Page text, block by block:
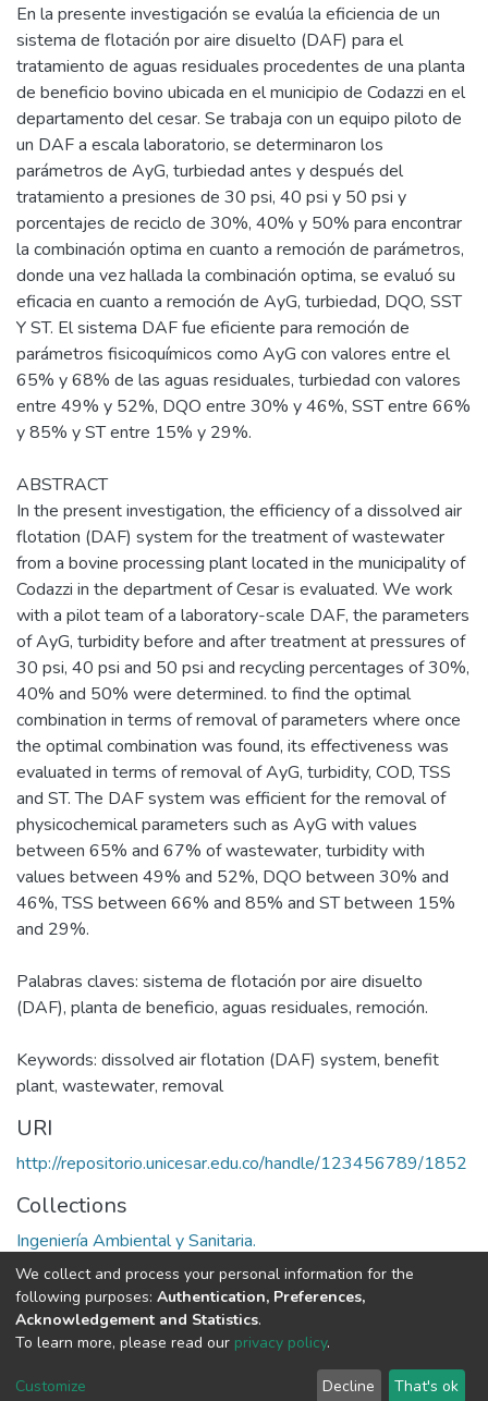
En la presente investigación se evalúa la eficiencia de un
sistema de flotación por aire disuelto (DAF) para el
tratamiento de aguas residuales procedentes de una planta
de beneficio bovino ubicada en el municipio de Codazzi en el
departamento del cesar. Se trabaja con un equipo piloto de
un DAF a escala laboratorio, se determinaron los
parámetros de AyG, turbiedad antes y después del
tratamiento a presiones de 30 psi, 40 psi y 50 psi y
porcentajes de reciclo de 30%, 40% y 50% para encontrar
la combinación optima en cuanto a remoción de parámetros,
donde una vez hallada la combinación optima, se evaluó su
eficacia en cuanto a remoción de AyG, turbiedad, DQO, SST
Y ST. El sistema DAF fue eficiente para remoción de
parámetros fisicoquímicos como AyG con valores entre el
65% y 68% de las aguas residuales, turbiedad con valores
entre 49% y 52%, DQO entre 30% y 46%, SST entre 66%
y 85% y ST entre 15% y 29%.
ABSTRACT
In the present investigation, the efficiency of a dissolved air
flotation (DAF) system for the treatment of wastewater
from a bovine processing plant located in the municipality of
Codazzi in the department of Cesar is evaluated. We work
with a pilot team of a laboratory-scale DAF, the parameters
of AyG, turbidity before and after treatment at pressures of
30 psi, 40 psi and 50 psi and recycling percentages of 30%,
40% and 50% were determined. to find the optimal
combination in terms of removal of parameters where once
the optimal combination was found, its effectiveness was
evaluated in terms of removal of AyG, turbidity, COD, TSS
and ST. The DAF system was efficient for the removal of
physicochemical parameters such as AyG with values
between 65% and 67% of wastewater, turbidity with
values between 49% and 52%, DQO between 30% and
46%, TSS between 66% and 85% and ST between 15%
and 29%.
Palabras claves: sistema de flotación por aire disuelto
(DAF), planta de beneficio, aguas residuales, remoción.
Keywords: dissolved air flotation (DAF) system, benefit
plant, wastewater, removal
URI
http://repositorio.unicesar.edu.co/handle/123456789/1852
Collections
Ingeniería Ambiental y Sanitaria.
Full item page
DSpace software copyright © 2002-2026
Cookie
End User
Send
We collect and process your personal information for the
following purposes: Authentication, Preferences,
Acknowledgement and Statistics.
To learn more, please read our privacy policy.
Customize Decline That's ok